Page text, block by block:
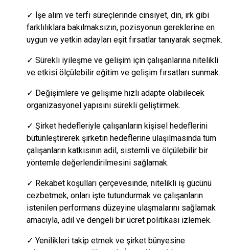
✓ İşe alım ve terfi süreçlerinde cinsiyet, din, ırk gibi
farklılıklara bakılmaksızın, pozisyonun gereklerine en
uygun ve yetkin adayları eşit fırsatlar tanıyarak seçmek.
✓ Sürekli iyileşme ve gelişim için çalışanlarına nitelikli
ve etkisi ölçülebilir eğitim ve gelişim fırsatları sunmak.
✓ Değişimlere ve gelişime hızlı adapte olabilecek
organizasyonel yapısını sürekli geliştirmek.
✓ Şirket hedefleriyle çalışanların kişisel hedeflerini
bütünleştirerek şirketin hedeflerine ulaşılmasında tüm
çalışanların katkısının adil, sistemli ve ölçülebilir bir
yöntemle değerlendirilmesini sağlamak.
✓ Rekabet koşulları çerçevesinde, nitelikli iş gücünü
cezbetmek, onları işte tutundurmak ve çalışanların
istenilen performans düzeyine ulaşmalarını sağlamak
amacıyla, adil ve dengeli bir ücret politikası izlemek.
✓ Yenilikleri takip etmek ve şirket bünyesine